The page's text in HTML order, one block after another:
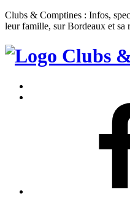
Clubs & Comptines : Infos,
leur famille, sur Bordeaux et sa
Clubs
Comptines